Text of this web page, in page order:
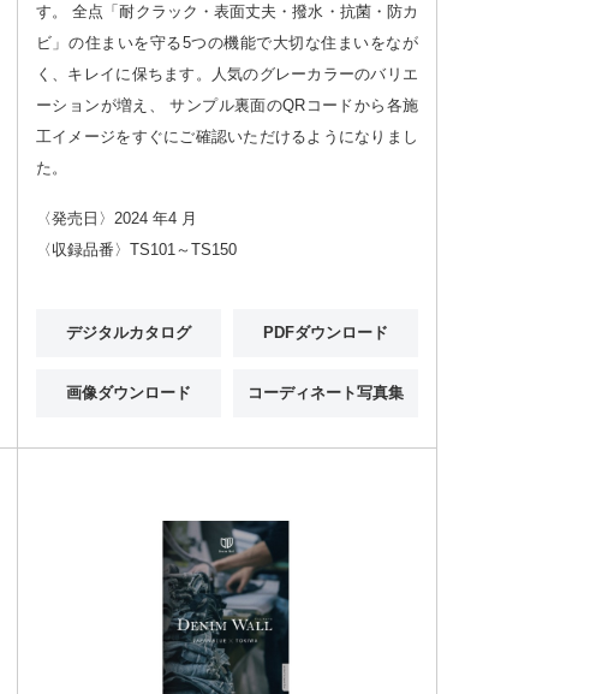
す。 全点「耐クラック・表面丈夫・撥水・抗菌・防カ
ビ」の住まいを守る5つの機能で大切な住まいをなが
く、キレイに保ちます。人気のグレーカラーのバリエ
ーションが増え、 サンプル裏面のQRコードから各施
工イメージをすぐにご確認いただけるようになりまし
た。
〈発売日〉2024 年4 月
〈収録品番〉TS101～TS150
デジタルカタログ PDFダウンロード
画像ダウンロード コーディネート写真集